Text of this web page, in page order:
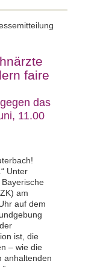
faire
das
11.00
Unter
am
auf dem
ist, die
– wie die
anhaltenden